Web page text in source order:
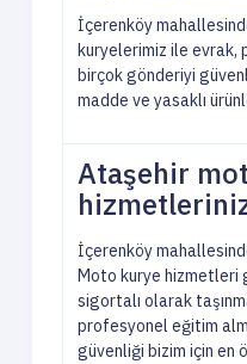
İçerenköy
kuryelerimiz ile evrak,
birçok gönderiyi
madde ve yasaklı
Ataşehir
İçerenköy
Moto kurye hizmetleri
sigortalı olarak
profesyonel eğitim
güvenliği bizim için en